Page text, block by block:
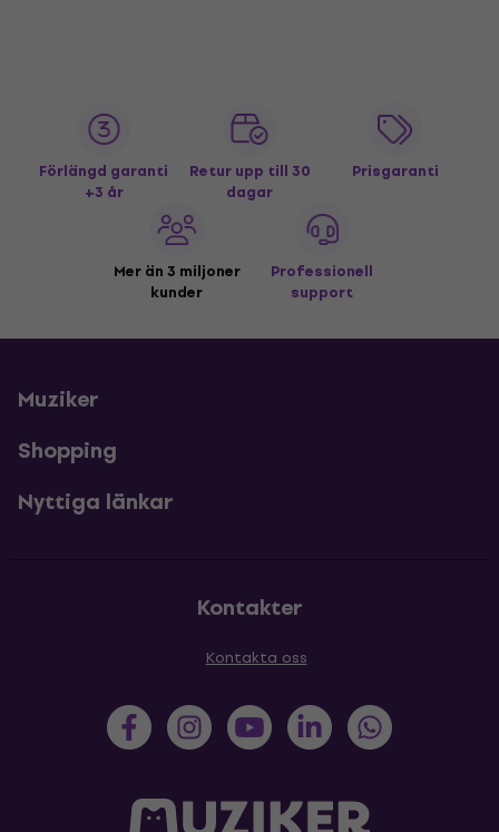
Förlängd garanti
+3 år
Retur upp till 30
dagar
Prisgaranti
Mer än 3 miljoner
kunder
Professionell
support
Muziker
Shopping
Nyttiga länkar
Kontakter
Kontakta oss